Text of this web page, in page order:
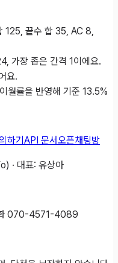
125, 끝수 합 35, AC 8,
가장 좁은 간격 1이에요.
요.
월률을 반영해 기준 13.5%
하기 API 문서오픈채팅방
· 대표: 유상아
화 070-4571-4089